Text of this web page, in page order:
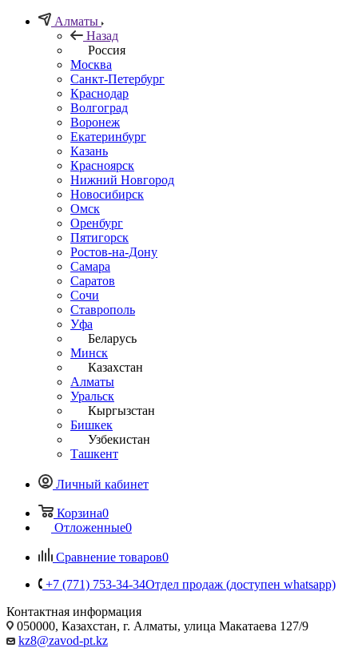
Алматы
Назад
Россия
Москва
Санкт-Петербург
Краснодар
Волгоград
Воронеж
Екатеринбург
Казань
Красноярск
Нижний Новгород
Новосибирск
Омск
Оренбург
Пятигорск
Ростов-на-Дону
Самара
Саратов
Сочи
Ставрополь
Уфа
Беларусь
Минск
Казахстан
Алматы
Уральск
Кыргызстан
Бишкек
Узбекистан
Ташкент
Личный кабинет
Корзина0
Отложенные0
Сравнение товаров0
+7 (771) 753-34-34Отдел продаж (доступен whatsapp)
Контактная информация
050000, Казахстан, г. Алматы, улица Макатаева 127/9
kz8@zavod-pt.kz